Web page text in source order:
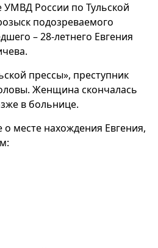
России по Тульской
подозреваемого
– 28-летнего Евгения
прессы», преступник
Женщина скончалась
в больнице.
о месте нахождения Евгения,